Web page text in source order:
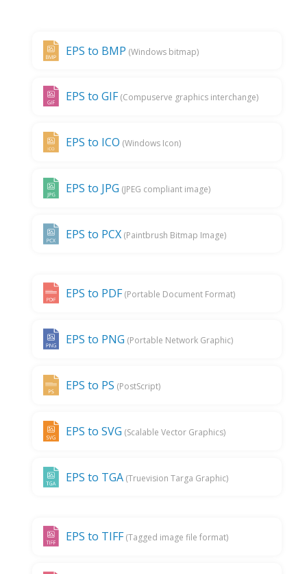
EPS to BMP (Windows bitmap)
EPS to GIF (Compuserve graphics interchange)
EPS to ICO (Windows Icon)
EPS to JPG (JPEG compliant image)
EPS to PCX (Paintbrush Bitmap Image)
EPS to PDF (Portable Document Format)
EPS to PNG (Portable Network Graphic)
EPS to PS (PostScript)
EPS to SVG (Scalable Vector Graphics)
EPS to TGA (Truevision Targa Graphic)
EPS to TIFF (Tagged image file format)